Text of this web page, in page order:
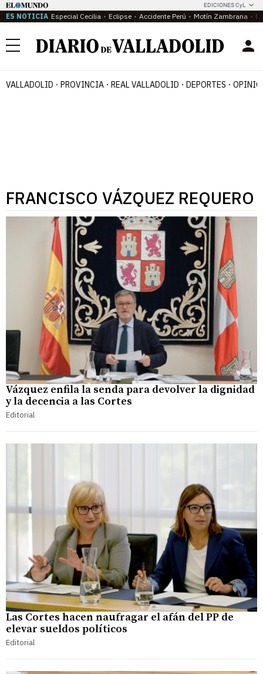
EDICIONES CyL
ES NOTICIA Especial Cecilia Eclipse Accidente Perú Motín Zambrana
Menú
VALLADOLID PROVINCIA REAL VALLADOLID DEPORTES
FRANCISCO VÁZQUEZ REQUERO
Vázquez enfila la senda para devolver la dignidad
y la decencia a las Cortes
Editorial
Las Cortes hacen naufragar el afán del PP de
elevar sueldos políticos
Editorial